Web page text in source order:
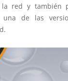
la red y también
de las